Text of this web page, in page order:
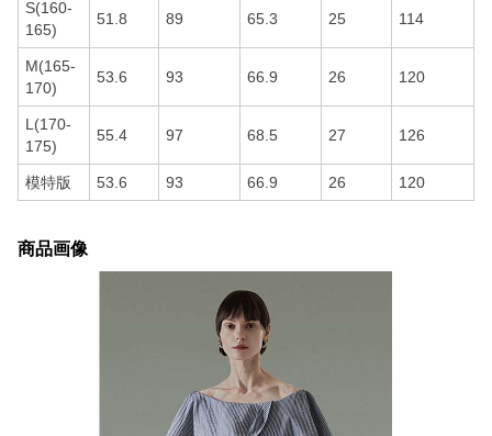
S(160-
165)
51.8 89 65.3 25 114
M(165-
170)
53.6 93 66.9 26 120
L(170-
175)
55.4 97 68.5 27 126
模特版 53.6 93 66.9 26 120
商品画像